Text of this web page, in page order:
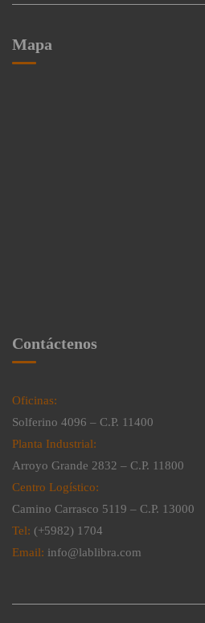
Mapa
Contáctenos
Oficinas:
Solferino 4096 – C.P. 11400
Planta Industrial:
Arroyo Grande 2832 – C.P. 11800
Centro Logístico:
Camino Carrasco 5119 – C.P. 13000
Tel: (+5982) 1704
Email: info@lablibra.com